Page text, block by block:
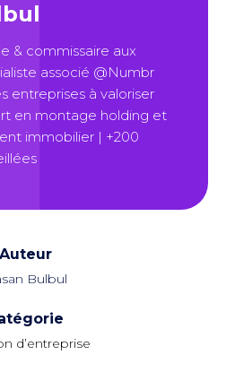
& commissaire aux
associé @Numbr
entreprises à valoriser
en montage holding et
immobilier | +200
Auteur
Bulbul
d’entreprise